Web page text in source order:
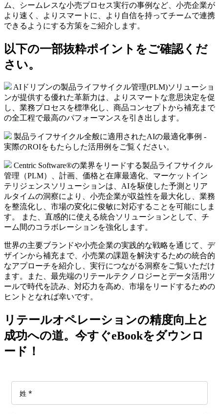
ム、シームレスな小売プロセス実行の事例など、小売企業が
より速く、よりスマートに、より自信を持ってチームで連携
できるようにする方策をご紹介します。
以下の一部抜粋ポイントをご確認くだ
さい。
AIドリブンの製品ライフサイクル管理(PLM)ソリューショ
ンが提供する優れた革新力は、よりスマートな意思決定を促
し、業務プロセスを標準化し、商品コンセプトから補充まで
の全工程で最高のパフォーマンスを引き出します。
製品ライフサイクル全般に適用されたAIの最適化事例 -
実際のROIをもたらした活用例をご覧ください。
Centric Software®の業界をリードする製品ライフサイクル
管理（PLM）、計画、価格と在庫最適化、マーケットイン
テリジェンスソリューションは、AIを駆使した予測とリア
ルタイムの洞察により、小売企業が収益性を最大化し、業務
を整流化し、市場の変化に俊敏に対応することを可能にしま
す。 また、直感的に使える統合ソリューションとして、チ
ーム間のコラボレーションを強化します。
世界の主要ブランドや小売企業の実践的な戦略を通じて、デ
ザインから補充まで、小売業の課題を解決するための統合的
なアプローチを紹介し、実行につながる洞察をご覧いただけ
ます。また、最先端のリテールテクノロジーとデータ活用ツ
ールで時代を読み、対応力を高め、市場をリードするための
ヒントとなれば幸いです。
リテールオペレーションの精度向上と
成功への道。今すぐeBookをダウンロ
ード！